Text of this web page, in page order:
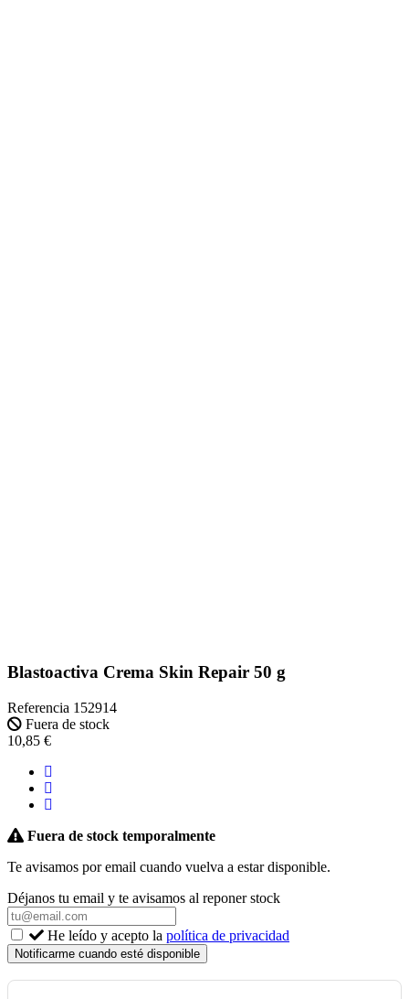
Blastoactiva Crema Skin Repair 50 g
Referencia 152914
Fuera de stock
10,85 €
Fuera de stock temporalmente
Te avisamos por email cuando vuelva a estar disponible.
Déjanos tu email y te avisamos al reponer stock
He leído y acepto la política de privacidad
Notificarme cuando esté disponible